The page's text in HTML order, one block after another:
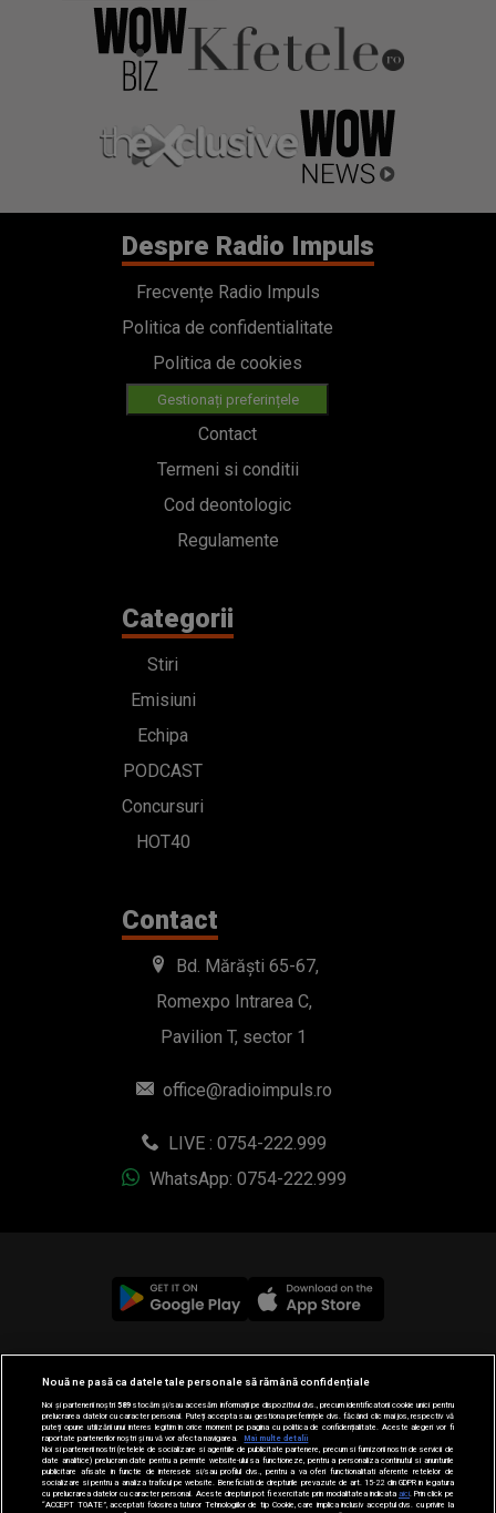
Despre Radio Impuls
Frecvențe Radio Impuls
Politica de confidentialitate
Politica de cookies
Gestionați preferințele
Contact
Termeni si conditii
Cod deontologic
Regulamente
Categorii
Stiri
Emisiuni
Echipa
PODCAST
Concursuri
HOT40
Contact
Bd. Mărăști 65-67,
Romexpo Intrarea C,
Pavilion T, sector 1
office@radioimpuls.ro
LIVE : 0754-222.999
WhatsApp: 0754-222.999
© 2019-2026 DOGAN MEDIA INTERNATIONAL SA, Toate
drepturile rezervate.
Nouă ne pasă ca datele tale personale să rămână confidențiale
Noi și partenerii noștri589stocăm și/sau accesăm informații pe dispozitivul dvs., precum identificatorii cookie unici pentru
prelucrarea datelor cu caracter personal. Puteți accepta sau gestiona preferințele dvs. făcând clic mai jos, respectiv vă
puteți opune utilizării unui interes legitim în orice moment pe pagina cu politica de confidențialitate. Aceste alegeri vor fi
raportate partenerilor noștri și nu vă vor afecta navigarea.
Mai multe detalii
Noi si partenerii nostri (retelele de socializare si agentiile de publicitate partenere, precum si furnizorii nostri de servicii de
date analitice) prelucram date pentru a permite website-ului sa functioneze, pentru a personaliza continutul si anunturile
publicitare afisate in functie de interesele si/sau profilul dvs., pentru a va oferi functionalitati aferente retelelor de
socializare si pentru a analiza traficul pe website. Beneficiati de drepturile prevazute de art. 15-22 din GDPR in legatura
cu prelucrarea datelor cu caracter personal. Aceste drepturi pot fi exercitate prin modalitatea indicataaici . Prin click pe
“ACCEPT TOATE”, acceptati folosirea tuturor Tehnologiilor de tip Cookie, care implica inclusiv acceptul dvs. cu privire la